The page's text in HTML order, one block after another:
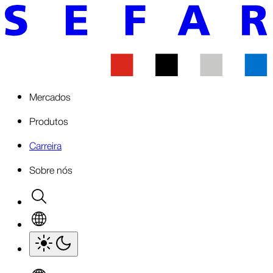
Mercados
Produtos
Carreira
Sobre nós